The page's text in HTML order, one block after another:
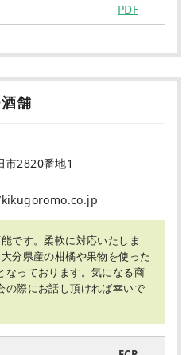
PDF
舗
市2820番地1
です。柔軟に対応いたしま
分県産の柑橘や果物を使った
なっております。気になる商
の際にお話し頂ければ幸いで